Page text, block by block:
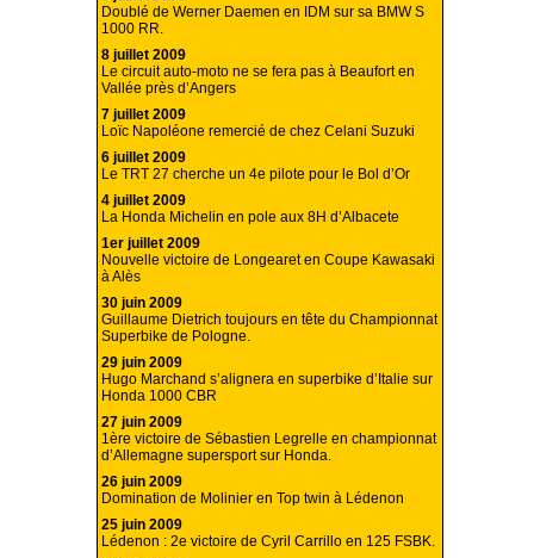
Doublé de Werner Daemen en IDM sur sa BMW S
1000 RR.
8 juillet 2009
Le circuit auto-moto ne se fera pas à Beaufort en
Vallée près d’Angers
7 juillet 2009
Loïc Napoléone remercié de chez Celani Suzuki
6 juillet 2009
Le TRT 27 cherche un 4e pilote pour le Bol d’Or
4 juillet 2009
La Honda Michelin en pole aux 8H d’Albacete
1er juillet 2009
Nouvelle victoire de Longearet en Coupe Kawasaki
à Alès
30 juin 2009
Guillaume Dietrich toujours en tête du Championnat
Superbike de Pologne.
29 juin 2009
Hugo Marchand s’alignera en superbike d’Italie sur
Honda 1000 CBR
27 juin 2009
1ère victoire de Sébastien Legrelle en championnat
d’Allemagne supersport sur Honda.
26 juin 2009
Domination de Molinier en Top twin à Lédenon
25 juin 2009
Lédenon : 2e victoire de Cyril Carrillo en 125 FSBK.